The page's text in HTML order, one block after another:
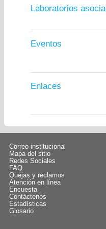
Laboratorios
Eventos
Enlaces
Correo institucional
Mapa del sitio
Redes Sociales
FAQ
Quejas y reclamos
Atención en línea
Encuesta
Contáctenos
Estadísticas
Glosario